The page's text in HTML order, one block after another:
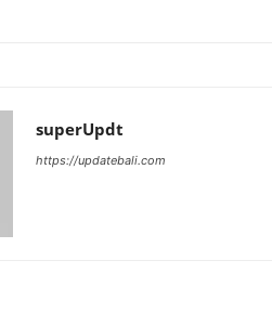
superUpdt
https://updatebali.com